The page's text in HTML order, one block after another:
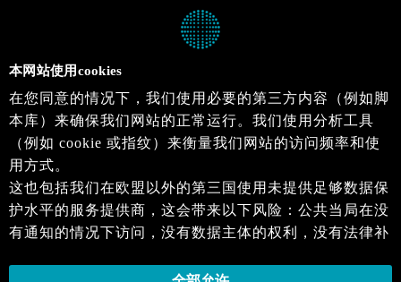
本网站使用cookies
在您同意的情况下，我们使用必要的第三方内容（例如脚
本库）来确保我们网站的正常运行。我们使用分析工具
（例如 cookie 或指纹）来衡量我们网站的访问频率和使
用方式。
这也包括我们在欧盟以外的第三国使用未提供足够数据保
护水平的服务提供商，这会带来以下风险：公共当局在没
有通知的情况下访问，没有数据主体的权利，没有法律补
当您同意时，即表示您同意上述活动。您可以撤回您的同